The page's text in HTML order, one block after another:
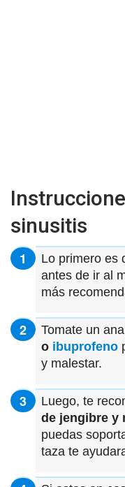
sinusitis
Lo primero es
antes de ir al
más
Tomate un
o ibuprofeno
y malestar.
Luego, te
de jengibre y
puedas
taza te